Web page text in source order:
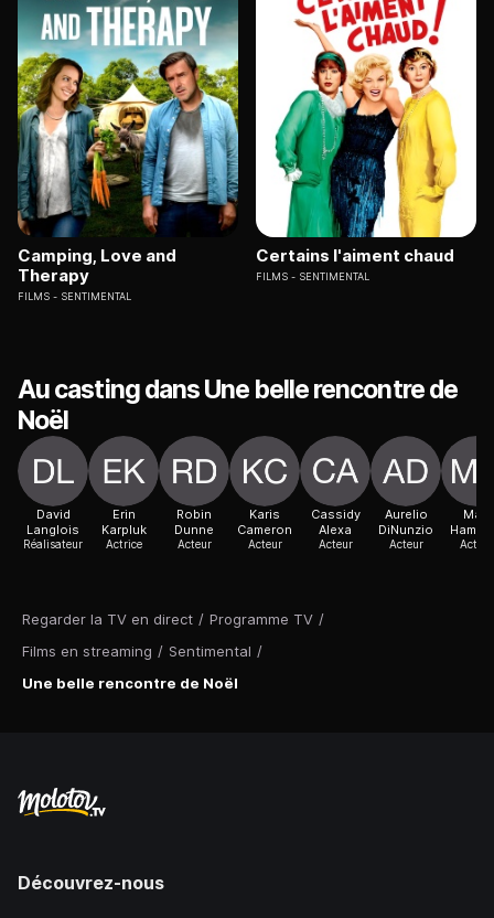
Regarder la TV en direct / Programme TV /
Films en streaming / Sentimental /
Une belle rencontre de Noël
Camping, Love and
Therapy
FILMS SENTIMENTAL
Certains l'aiment chaud
FILMS SENTIMENTAL
Au casting dans Une belle rencontre de
Noël
David
Langlois
Réalisateur
Erin
Karpluk
Actrice
Robin
Dunne
Acteur
Karis
Cameron
Acteur
Cassidy
Alexa
Acteur
Aurelio
DiNunzio
Acteur
Matt
Acteur
Découvrez-nous